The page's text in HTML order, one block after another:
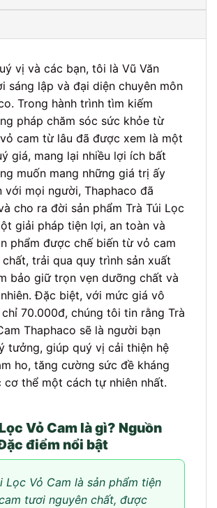
vị và các bạn, tôi là Vũ Văn
sáng lập và đại diện chuyên môn
Trong hành trình tìm kiếm
pháp chăm sóc sức khỏe từ
cam từ lâu đã được xem là một
giá, mang lại nhiều lợi ích bất
muốn mang những giá trị ấy
với mọi người, Thaphaco đã
cho ra đời sản phẩm Trà Túi Lọc
giải pháp tiện lợi, an toàn và
phẩm được chế biến từ vỏ cam
trải qua quy trình sản xuất
bảo giữ trọn vẹn dưỡng chất và
Đặc biệt, với mức giá vô
70.000đ, chúng tôi tin rằng Trà
Thaphaco sẽ là người bạn
tưởng, giúp quý vị cải thiện hệ
ho, tăng cường sức đề kháng
cơ thể một cách tự nhiên nhất.
Vỏ Cam là gì? Nguồn
điểm nổi bật
Lọc Vỏ Cam là sản phẩm tiện
tươi nguyên chất, được